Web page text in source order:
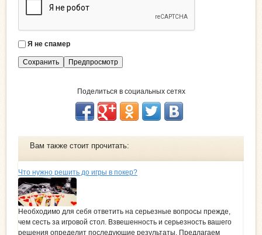
с
Я не спамер
Поделиться в социальных сетях
Вам также стоит прочитать:
Что нужно решить до игры в покер?
Необходимо для себя ответить на серьезные вопросы прежде,
чем сесть за игровой стол. Взвешенность и серьезность вашего
решения определит последующие результаты. Предлагаем